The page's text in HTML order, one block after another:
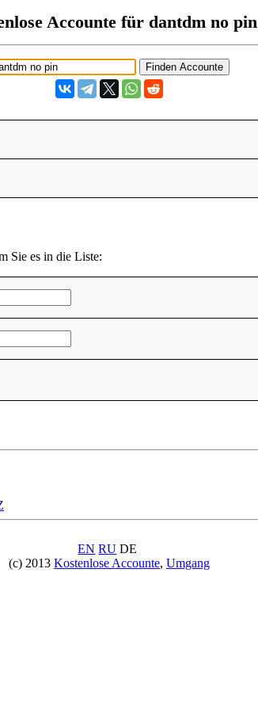
Accounte für dantdm no pin
Sie es in die Liste:
EN RU DE
(c) 2013 Kostenlose Accounte, Umgang